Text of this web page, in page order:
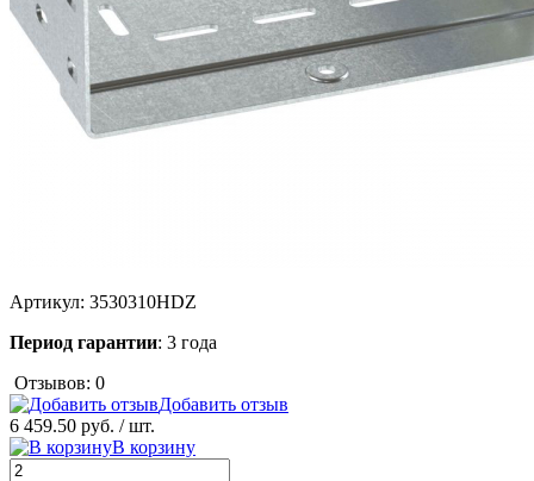
Артикул: 3530310HDZ
Период гарантии: 3 года
Отзывов: 0
Добавить отзыв
6 459.50 руб. / шт.
В корзину